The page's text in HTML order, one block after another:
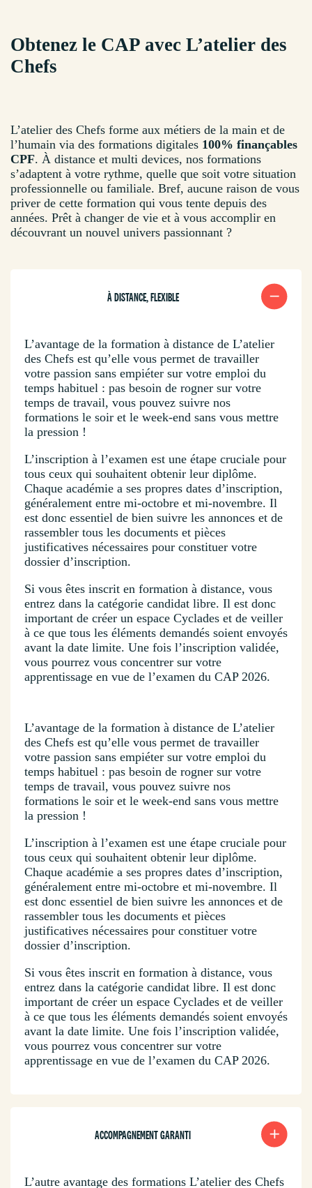
Obtenez le CAP avec L’atelier des
Chefs
L’atelier des Chefs forme aux métiers de la main et de
l’humain via des formations digitales 100% finançables
CPF. À distance et multi devices, nos formations
s’adaptent à votre rythme, quelle que soit votre situation
professionnelle ou familiale. Bref, aucune raison de vous
priver de cette formation qui vous tente depuis des
années. Prêt à changer de vie et à vous accomplir en
découvrant un nouvel univers passionnant ?
À DISTANCE, FLEXIBLE
L’avantage de la formation à distance de L’atelier
des Chefs est qu’elle vous permet de travailler
votre passion sans empiéter sur votre emploi du
temps habituel : pas besoin de rogner sur votre
temps de travail, vous pouvez suivre nos
formations le soir et le week-end sans vous mettre
la pression !
L’inscription à l’examen est une étape cruciale pour
tous ceux qui souhaitent obtenir leur diplôme.
Chaque académie a ses propres dates d’inscription,
généralement entre mi-octobre et mi-novembre. Il
est donc essentiel de bien suivre les annonces et de
rassembler tous les documents et pièces
justificatives nécessaires pour constituer votre
dossier d’inscription.
Si vous êtes inscrit en formation à distance, vous
entrez dans la catégorie candidat libre. Il est donc
important de créer un espace Cyclades et de veiller
à ce que tous les éléments demandés soient envoyés
avant la date limite. Une fois l’inscription validée,
vous pourrez vous concentrer sur votre
apprentissage en vue de l’examen du CAP 2026.
L’avantage de la formation à distance de L’atelier
des Chefs est qu’elle vous permet de travailler
votre passion sans empiéter sur votre emploi du
temps habituel : pas besoin de rogner sur votre
temps de travail, vous pouvez suivre nos
formations le soir et le week-end sans vous mettre
la pression !
L’inscription à l’examen est une étape cruciale pour
tous ceux qui souhaitent obtenir leur diplôme.
Chaque académie a ses propres dates d’inscription,
généralement entre mi-octobre et mi-novembre. Il
est donc essentiel de bien suivre les annonces et de
rassembler tous les documents et pièces
justificatives nécessaires pour constituer votre
dossier d’inscription.
Si vous êtes inscrit en formation à distance, vous
entrez dans la catégorie candidat libre. Il est donc
important de créer un espace Cyclades et de veiller
à ce que tous les éléments demandés soient envoyés
avant la date limite. Une fois l’inscription validée,
vous pourrez vous concentrer sur votre
apprentissage en vue de l’examen du CAP 2026.
ACCOMPAGNEMENT GARANTI
L’autre avantage des formations L’atelier des Chefs